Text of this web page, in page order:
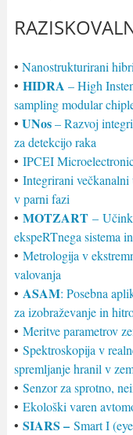
• Nanostrukturirani
• HIDRA – High
sampling modular
• UNos– Razvoj
za detekcijo raka
• IPCEI
• Integrirani večkanalni
v parni fazi
• MOTZART–
ekspeRTnega sistema
• Metrologija v
valovanja
• ASAM: Posebna
za izobraževanje in
• Meritve parametrov
• Spektroskopija v
spremljanje hranil v
• Senzor za sprotno,
• Ekološki varen
• SIARS – Smart I